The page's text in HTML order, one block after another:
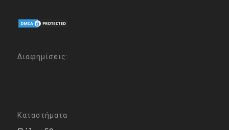
Διαφημίσεις:
Καταστήματα